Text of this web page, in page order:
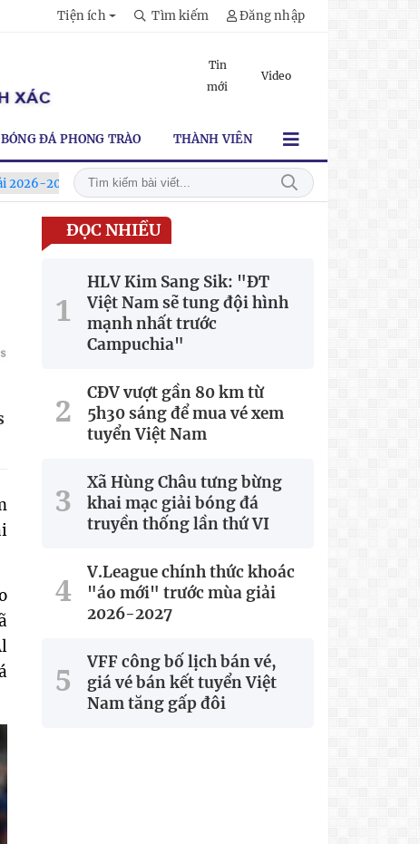
Tiện ích Tìm kiếm Đăng nhập
Tin
mới
Video
BÓNG ĐÁ PHONG TRÀO THÀNH VIÊN
Xã Hùng Châu tưng bừng khai mạc giải bóng đá truyền
ĐỌC NHIỀU
HLV Kim Sang Sik: "ĐT
Việt Nam sẽ tung đội hình
mạnh nhất trước
Campuchia"
CĐV vượt gần 80 km từ
5h30 sáng để mua vé xem
tuyển Việt Nam
Xã Hùng Châu tưng bừng
khai mạc giải bóng đá
truyền thống lần thứ VI
V.League chính thức khoác
"áo mới" trước mùa giải
2026-2027
VFF công bố lịch bán vé,
giá vé bán kết tuyển Việt
Nam tăng gấp đôi